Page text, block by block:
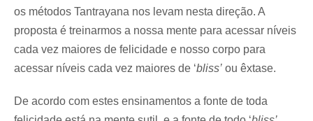
os métodos Tantrayana nos levam nesta direção. A
proposta é treinarmos a nossa mente para acessar níveis
cada vez maiores de felicidade e nosso corpo para
acessar níveis cada vez maiores de ‘bliss’ ou êxtase.
De acordo com estes ensinamentos a fonte de toda